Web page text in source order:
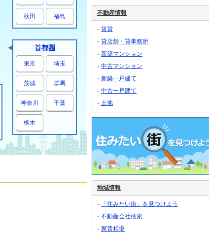
秋田 福島
首都圏
東京 埼玉
茨城 群馬
神奈川 千葉
栃木
不動産情報
賃貸
貸店舗・貸事務所
新築マンション
中古マンション
新築一戸建て
中古一戸建て
土地
地域情報
「住みたい街」を見つけよう
不動産会社検索
家賃相場